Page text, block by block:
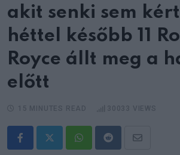
akit senki sem
héttel később 11
Royce állt meg a
előtt
WhatsappRedditShare